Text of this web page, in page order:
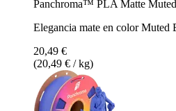
Panchroma™ PLA Matte
Elegancia mate en color Muted
20,49 €
(20,49 € / kg)